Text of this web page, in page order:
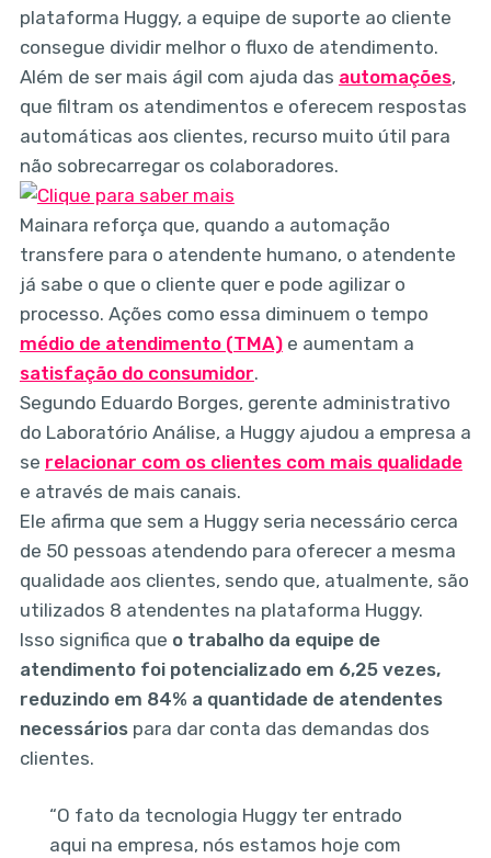
plataforma Huggy, a equipe de suporte ao cliente
consegue dividir melhor o fluxo de atendimento.
Além de ser mais ágil com ajuda das automações,
que filtram os atendimentos e oferecem respostas
automáticas aos clientes, recurso muito útil para
não sobrecarregar os colaboradores.
Mainara reforça que, quando a automação
transfere para o atendente humano, o atendente
já sabe o que o cliente quer e pode agilizar o
processo. Ações como essa diminuem o tempo
médio de atendimento (TMA)e aumentam a
satisfação do consumidor.
Segundo Eduardo Borges, gerente administrativo
do Laboratório Análise, a Huggy ajudou a empresa a
se relacionar com os clientes com mais qualidade
e através de mais canais.
Ele afirma que sem a Huggy seria necessário cerca
de 50 pessoas atendendo para oferecer a mesma
qualidade aos clientes, sendo que, atualmente, são
utilizados 8 atendentes na plataforma Huggy.
Isso significa que o trabalho da equipe de
atendimento foi potencializado em 6,25 vezes,
reduzindo em 84% a quantidade de atendentes
necessáriospara dar conta das demandas dos
clientes.
“O fato da tecnologia Huggy ter entrado
aqui na empresa, nós estamos hoje com